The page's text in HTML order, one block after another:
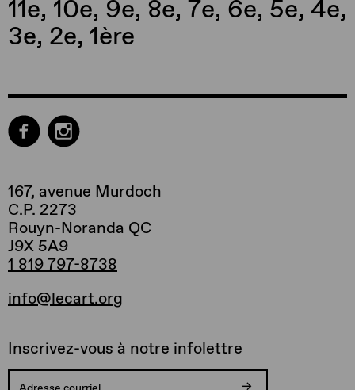
11e, 10e, 9e, 8e, 7e, 6e, 5e, 4e,
3e, 2e, 1ère
167, avenue Murdoch
C.P. 2273
Rouyn-Noranda QC
J9X 5A9
1 819 797-8738
info@lecart.org
Inscrivez-vous à notre infolettre